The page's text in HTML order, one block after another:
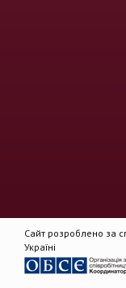
Сайт розроблено за
Україні